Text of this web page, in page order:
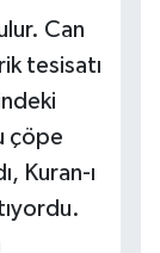
Can
tesisatı
çöpe
Kuran-ı